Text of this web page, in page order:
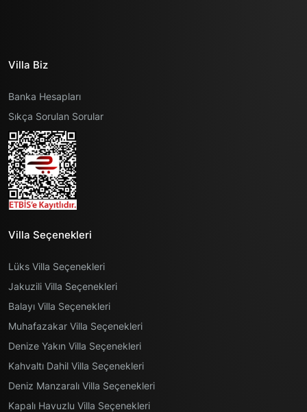
Villa Biz
Banka Hesapları
Sıkça Sorulan Sorular
Villa Seçenekleri
Lüks Villa Seçenekleri
Jakuzili Villa Seçenekleri
Balayı Villa Seçenekleri
Muhafazakar Villa Seçenekleri
Denize Yakın Villa Seçenekleri
Kahvaltı Dahil Villa Seçenekleri
Deniz Manzaralı Villa Seçenekleri
Kapalı Havuzlu Villa Seçenekleri